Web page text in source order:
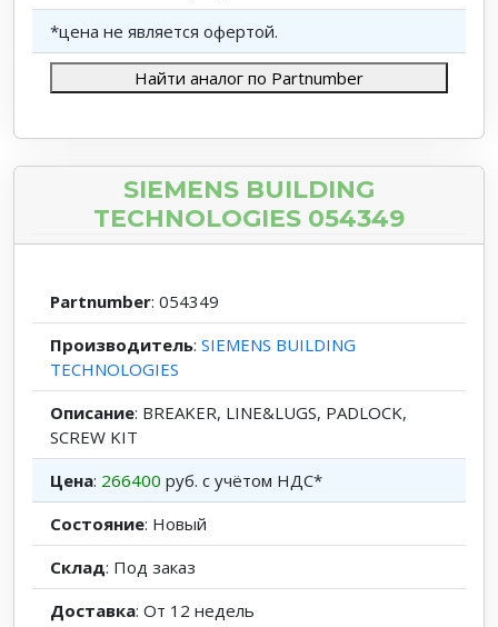
*цена не является офертой.
Найти аналог по Partnumber
SIEMENS BUILDING
TECHNOLOGIES 054349
Partnumber: 054349
Производитель: SIEMENS BUILDING
TECHNOLOGIES
Описание: BREAKER, LINE&LUGS, PADLOCK,
SCREW KIT
Цена: 266400 руб. с учётом НДС*
Состояние: Новый
Склад: Под заказ
Доставка: От 12 недель